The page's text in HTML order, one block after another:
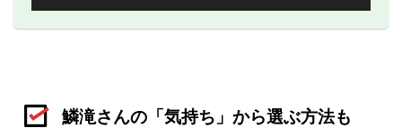
ー
鱗滝さんの「気持ち」から選ぶ方法も